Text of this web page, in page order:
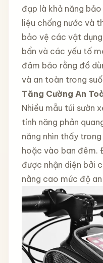
đạp là khả năng
liệu chống nước và
bảo vệ các vật
bẩn và các yếu tố
đảm bảo rằng đồ
và an toàn trong
Tăng Cường An
Nhiều mẫu túi sườn
tính năng phản
năng nhìn thấy
hoặc vào ban đêm.
được nhận diện bởi
nâng cao mức độ